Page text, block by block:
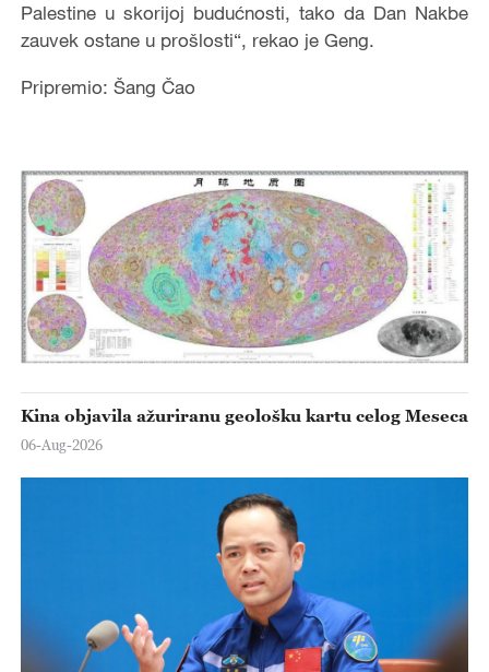
Palestine u skorijoj budućnosti, tako da Dan Nakbe
zauvek ostane u prošlosti“, rekao je Geng.
Pripremio: Šang Čao
Kina objavila ažuriranu geološku kartu celog Meseca
06-Aug-2026